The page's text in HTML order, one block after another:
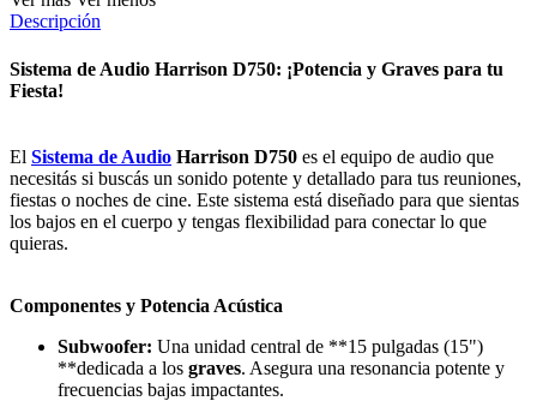
Descripción
Sistema de Audio Harrison D750: ¡Potencia y Graves para tu
Fiesta!
El Sistema de Audio Harrison D750 es el equipo de audio que
necesitás si buscás un sonido potente y detallado para tus reuniones,
fiestas o noches de cine. Este sistema está diseñado para que sientas
los bajos en el cuerpo y tengas flexibilidad para conectar lo que
quieras.
Componentes y Potencia Acústica
Subwoofer: Una unidad central de **15 pulgadas (15")
**dedicada a los graves. Asegura una resonancia potente y
frecuencias bajas impactantes.